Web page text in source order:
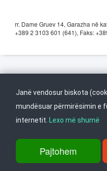
rr. Dame Gruev 14, Garazha në
+389 2 3103 601 (641), Faks:
Janë vendosur biskota
mundësuar përmirësimin e
internetit. Lexo më shumë
Pajtohem